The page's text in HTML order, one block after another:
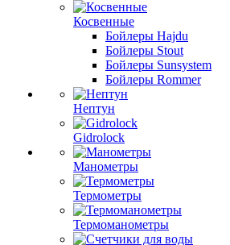
Косвенные
Бойлеры Hajdu
Бойлеры Stout
Бойлеры Sunsystem
Бойлеры Rommer
Нептун
Gidrolock
Манометры
Термометры
Термоманометры